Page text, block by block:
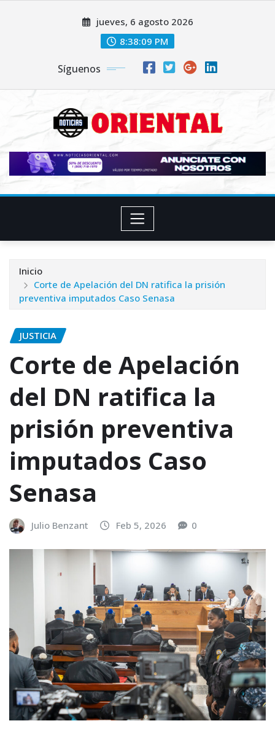
jueves, 6 agosto 2026
8:38:10 PM
Síguenos
Inicio
Corte de Apelación del DN ratifica la prisión
preventiva imputados Caso Senasa
JUSTICIA
Corte de Apelación
del DN ratifica la
prisión preventiva
imputados Caso
Senasa
Julio Benzant Feb 5, 2026 0